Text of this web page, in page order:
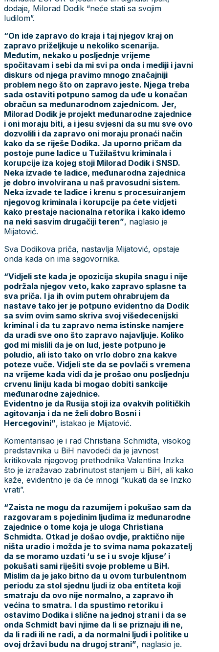
dodaje, Milorad Dodik “neće stati sa svojim
ludilom”.
“On ide zapravo do kraja i taj njegov kraj on
zapravo priželjkuje u nekoliko scenarija.
Međutim, nekako u posljednje vrijeme
spočitavam i sebi da mi svi pa onda i mediji i javni
diskurs od njega pravimo mnogo značajniji
problem nego što on zapravo jeste. Njega treba
sada ostaviti potpuno samog da uđe u konačan
obračun sa međunarodnom zajednicom. Jer,
Milorad Dodik je projekt međunarodne zajednice
i oni moraju biti, a i jesu svjesni da su mu sve ovo
dozvolili i da zapravo oni moraju pronaći način
kako da se riješe Dodika. Ja uporno pričam da
postoje pune ladice u Tužilaštvu kriminala i
korupcije iza kojeg stoji Milorad Dodik i SNSD.
Neka izvade te ladice, međunarodna zajednica
je dobro involvirana u naš pravosudni sistem.
Neka izvade te ladice i krenu s procesuiranjem
njegovog kriminala i korupcije pa ćete vidjeti
kako prestaje nacionalna retorika i kako idemo
na neki sasvim drugačiji teren”, naglasio je
Mijatović.
Sva Dodikova priča, nastavlja Mijatović, opstaje
onda kada on ima sagovornika.
“Vidjeli ste kada je opozicija skupila snagu i nije
podržala njegov veto, kako zapravo splasne ta
sva priča. I ja ih ovim putem ohrabrujem da
nastave tako jer je potpuno evidentno da Dodik
sa svim ovim samo skriva svoj višedecenijski
kriminal i da tu zapravo nema istinske namjere
da uradi sve ono što zapravo najavljuje. Koliko
god mi mislili da je on lud, jeste potpuno je
poludio, ali isto tako on vrlo dobro zna kakve
poteze vuče. Vidjeli ste da se povlači s vremena
na vrijeme kada vidi da je prošao onu posljednju
crvenu liniju kada bi mogao dobiti sankcije
međunarodne zajednice.
Evidentno je da Rusija stoji iza ovakvih političkih
agitovanja i da ne želi dobro Bosni i
Hercegovini”, istakao je Mijatović.
Komentarisao je i rad Christiana Schmidta, visokog
predstavnika u BiH navodeći da je javnost
kritikovala njegovog prethodnika Valentina Inzka
što je izražavao zabrinutost stanjem u BiH, ali kako
kaže, evidentno je da će mnogi “kukati da se Inzko
vrati”.
“Zaista ne mogu da razumijem i pokušao sam da
razgovaram s pojedinim ljudima iz međunarodne
zajednice o tome koja je uloga Christiana
Schmidta. Otkad je došao ovdje, praktično nije
ništa uradio i možda je to svima nama pokazatelj
da se moramo uzdati ‘u se i u svoje kljuse’ i
pokušati sami riješiti svoje probleme u BiH.
Mislim da je jako bitno da u ovom turbulentnom
periodu za stol sjednu ljudi iz oba entiteta koji
smatraju da ovo nije normalno, a zapravo ih
većina to smatra. I da spustimo retoriku i
ostavimo Dodika i slične na jednoj strani i da se
onda Schmidt bavi njime da li se priznaju ili ne,
da li radi ili ne radi, a da normalni ljudi i politike u
ovoj državi budu na drugoj strani”, naglasio je.